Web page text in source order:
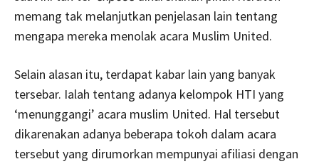
memang tak melanjutkan penjelasan lain tentang
mengapa mereka menolak acara Muslim United.
Selain alasan itu, terdapat kabar lain yang banyak
tersebar. Ialah tentang adanya kelompok HTI yang
‘menunggangi’ acara muslim United. Hal tersebut
dikarenakan adanya beberapa tokoh dalam acara
tersebut yang dirumorkan mempunyai afiliasi dengan